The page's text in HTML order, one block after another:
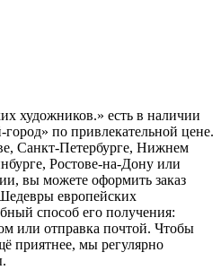
художников.» есть в наличии
по привлекательной цене.
Санкт-Петербурге, Нижнем
Ростове-на-Дону или
вы можете оформить заказ
европейских
способ его получения:
или отправка почтой. Чтобы
приятнее, мы регулярно